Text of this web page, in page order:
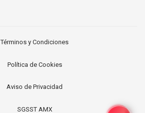
Términos y Condiciones
Política de Cookies
Aviso de Privacidad
SGSST AMX